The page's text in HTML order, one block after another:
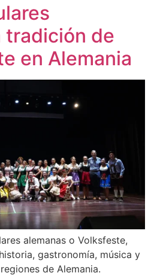
tradición de
en Alemania
alemanas o Volksfeste,
gastronomía, música y
de Alemania.